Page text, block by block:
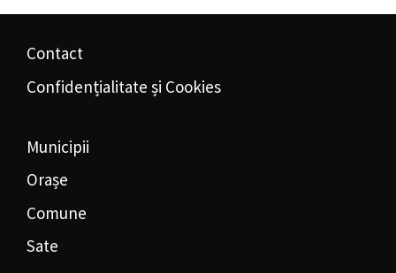
Contact
Confidențialitate și Cookies
Municipii
Orașe
Comune
Sate